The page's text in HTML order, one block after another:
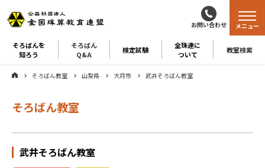
お問い合わせ
そろばんを
知ろう
そろばん
Q&A
検定試験
全珠連に
ついて
教室検索
メニュー
そろばん教室 山梨県 大月市 武井そろばん教室
そろばん教室
武井そろばん教室